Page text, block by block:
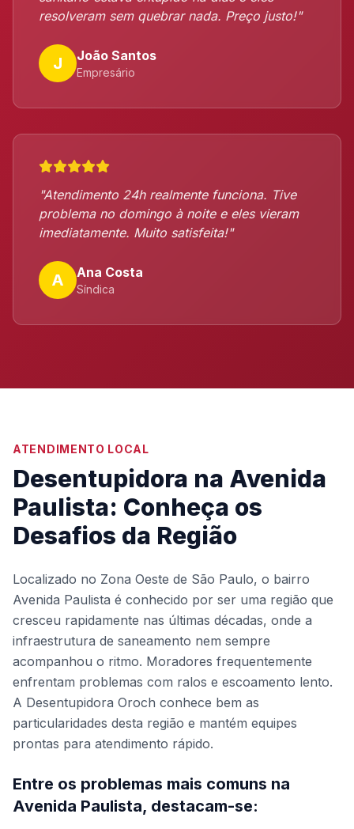
resolveram sem quebrar nada. Preço justo!"
J João Santos
Empresário
"Atendimento 24h realmente funciona. Tive
problema no domingo à noite e eles vieram
imediatamente. Muito satisfeita!"
A Ana Costa
Síndica
ATENDIMENTO LOCAL
Desentupidora na Avenida
Paulista: Conheça os
Desafios da Região
Localizado no Zona Oeste de São Paulo, o bairro
Avenida Paulista é conhecido por ser uma região que
cresceu rapidamente nas últimas décadas, onde a
infraestrutura de saneamento nem sempre
acompanhou o ritmo. Moradores frequentemente
enfrentam problemas com ralos e escoamento lento.
A Desentupidora Oroch conhece bem as
particularidades desta região e mantém equipes
prontas para atendimento rápido.
Entre os problemas mais comuns na
Avenida Paulista, destacam-se: